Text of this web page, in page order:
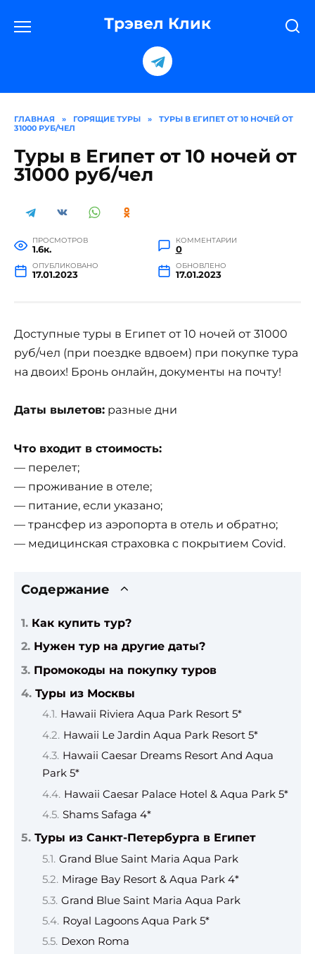
содержанию
Трэвел Клик
ГЛАВНАЯ » ГОРЯЩИЕ ТУРЫ »
ТУРЫ В ЕГИПЕТ ОТ 10 НОЧЕЙ ОТ
31000 РУБ/ЧЕЛ
Туры в Египет от 10 ночей от
31000 руб/чел
ПРОСМОТРОВ
1.6к.
КОММЕНТАРИИ
0
ОПУБЛИКОВАНО
17.01.2023
ОБНОВЛЕНО
17.01.2023
Доступные туры в Египет от 10 ночей от 31000
руб/чел (при поездке вдвоем) при покупке тура
на двоих! Бронь онлайн, документы на почту!
Даты вылетов: разные дни
Что входит в стоимость:
— перелет;
— проживание в отеле;
— питание, если указано;
— трансфер из аэропорта в отель и обратно;
— медицинская страховка с покрытием Covid.
Содержание
Как купить тур?
Нужен тур на другие даты?
Промокоды на покупку туров
Туры из Москвы
Hawaii Riviera Aqua Park Resort 5*
Hawaii Le Jardin Aqua Park Resort 5*
Hawaii Caesar Dreams Resort And Aqua
Park 5*
Hawaii Caesar Palace Hotel & Aqua Park 5*
Shams Safaga 4*
Туры из Санкт-Петербурга в Египет
Grand Blue Saint Maria Aqua Park
Mirage Bay Resort & Aqua Park 4*
Grand Blue Saint Maria Aqua Park
Royal Lagoons Aqua Park 5*
Dexon Roma